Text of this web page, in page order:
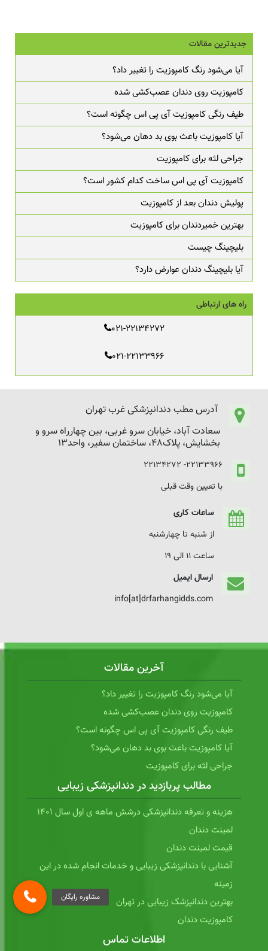
جدیدترین مقالات
آیا می‌شود رنگ کامپوزیت را تغییر داد؟
کامپوزیت روی دندان عصب‌کشی شده
طیف رنگی کامپوزیت آی پی اس چگونه است؟
آیا کامپوزیت باعث بوی بد دهان می‌شود؟
جراحی لثه برای کامپوزیت
کامپوزیت آی پی اس ساخت کدام کشور است؟
پولیش دندان بعد از کامپوزیت
بهترین خمیردندان برای کامپوزیت
بلیچینگ چیست
آیا بلیچینگ دندان عوارض دارد؟
راه های ارتباطی
021-22134272
021-22133966
آدرس مطب دندانپزشکی غرب تهران
سعادت آباد، خیابان سرو غربی، بین چهارراه سرو و
بخشایش، پلاک48، ساختمان سفیر، واحد13
22133966- 22134272
با تعیین وقت قبلی
ساعات کاری
از شنبه تا چهارشنبه
ساعت 11 الی 19
ارسال ایمیل
info[at]drfarhangidds.com
آخرین مقالات
آیا می‌شود رنگ کامپوزیت را تغییر داد؟
کامپوزیت روی دندان عصب‌کشی شده
طیف رنگی کامپوزیت آی پی اس چگونه است؟
آیا کامپوزیت باعث بوی بد دهان می‌شود؟
جراحی لثه برای کامپوزیت
مطالب پربازدید در دندانپزشکی زیبایی
هزینه و تعرفه دندانپزشکی درشش ماهه ی اول سال 1401
لمینت دندان
قیمت لمینت دندان
آشنایی با دندانپزشکی زیبایی و خدمات انجام شده در این
زمینه
بهترین دندانپزشک زیبایی در تهران
کامپوزیت دندان
اطلاعات تماس